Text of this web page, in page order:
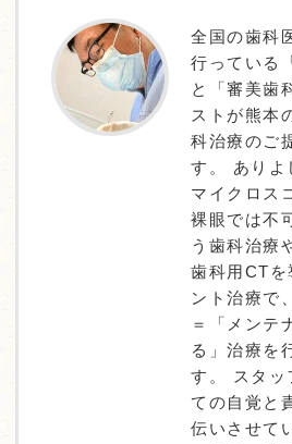
全国の歯科
行っている
と「審美歯
ストが熊本
科治療のご
す。 ありよ
マイクロス
裸眼では不
う歯科治療
歯科用CTを
ント治療で
＝「メンテ
る」治療を
す。 スタッ
ての自覚と
伝いさせて